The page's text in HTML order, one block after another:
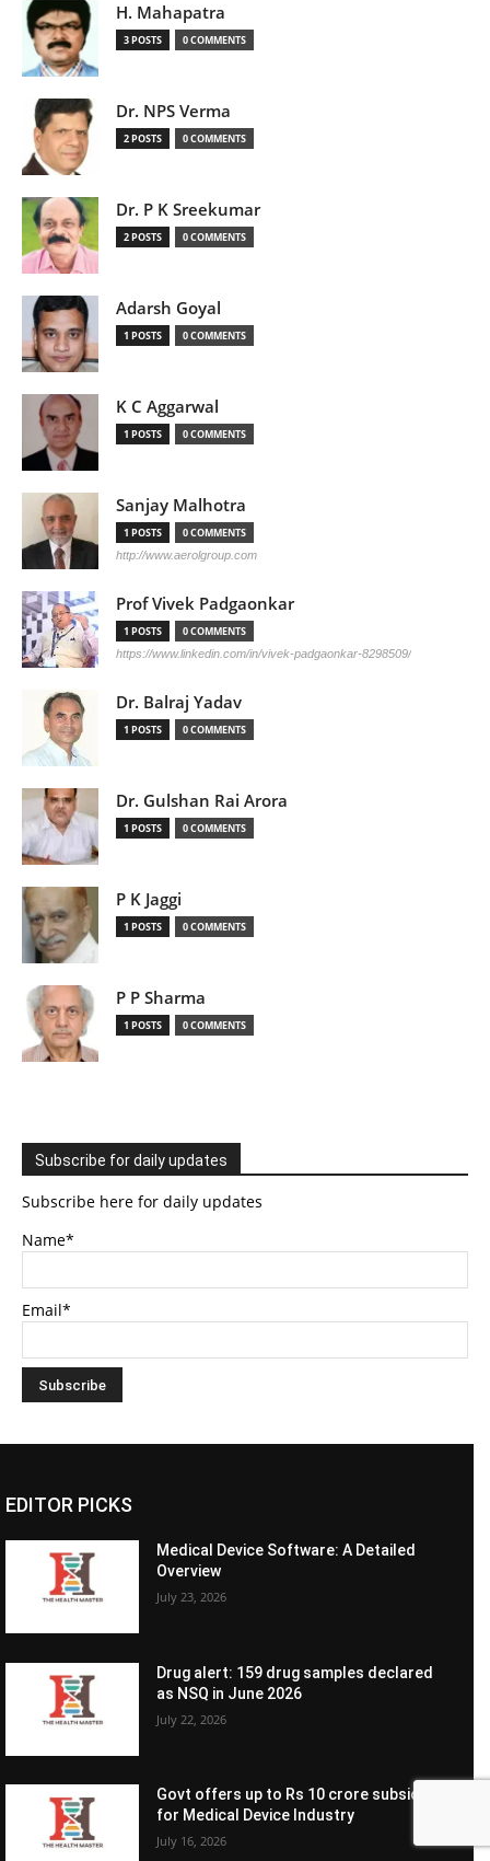
H. Mahapatra
3 POSTS 0 COMMENTS
Dr. NPS Verma
2 POSTS 0 COMMENTS
Dr. P K Sreekumar
2 POSTS 0 COMMENTS
Adarsh Goyal
1 POSTS 0 COMMENTS
K C Aggarwal
1 POSTS 0 COMMENTS
Sanjay Malhotra
1 POSTS 0 COMMENTS
http://www.aerolgroup.com
Prof Vivek Padgaonkar
1 POSTS 0 COMMENTS
https://www.linkedin.com/in/vivek-padgaonkar-8298509/
Dr. Balraj Yadav
1 POSTS 0 COMMENTS
Dr. Gulshan Rai Arora
1 POSTS 0 COMMENTS
P K Jaggi
1 POSTS 0 COMMENTS
P P Sharma
1 POSTS 0 COMMENTS
Subscribe for daily updates
Subscribe here for daily updates
Name*
Email*
EDITOR PICKS
Medical Device Software: A Detailed
Overview
July 23, 2026
Drug alert: 159 drug samples declared
as NSQ in June 2026
July 22, 2026
Govt offers up to Rs 10 crore subsidy
for Medical Device Industry
July 16, 2026